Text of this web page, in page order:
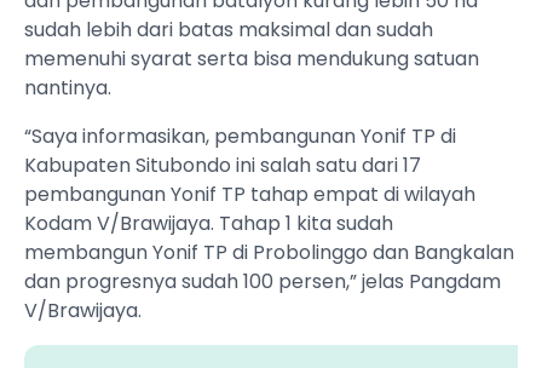
sudah lebih dari batas maksimal dan sudah
memenuhi syarat serta bisa mendukung satuan
nantinya.
“Saya informasikan, pembangunan Yonif TP di
Kabupaten Situbondo ini salah satu dari 17
pembangunan Yonif TP tahap empat di wilayah
Kodam V/Brawijaya. Tahap 1 kita sudah
membangun Yonif TP di Probolinggo dan Bangkalan
dan progresnya sudah 100 persen,” jelas Pangdam
V/Brawijaya.